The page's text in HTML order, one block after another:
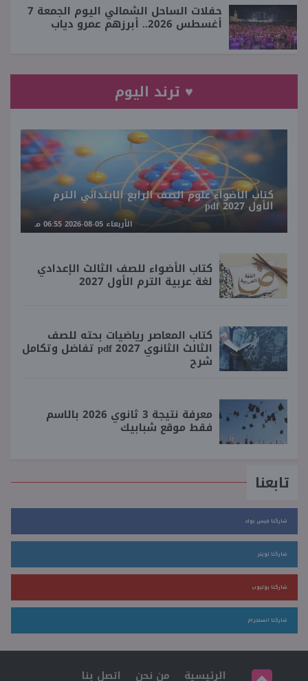
حفلات الساحل الشمالي اليوم الجمعة 7
أغسطس 2026.. أبرزهم عمرو دياب
♥ ترند اليوم
كتاب الأضواء علوم الصف الرابع الابتدائي الترم
الأول 2027 pdf
الأربعاء 05-08-2026 06:55 مـ
كتاب الأضواء للصف الثالث الإعدادي
لغة عربية الترم الأول 2027
كتاب المعاصر رياضيات بحته للصف
الثالث الثانوي 2027 pdf تفاضل وتكامل
شرح
معرفة نتيجة 3 ثانوي 2026 بالاسم
فقط موقع شبابيك
تابعنا
شاركنا فيس بوك
شاركنا تويتر
شاركنا يوتيوب
شاركنا انستجرام
الرئيسية من نحن اتصل بنا